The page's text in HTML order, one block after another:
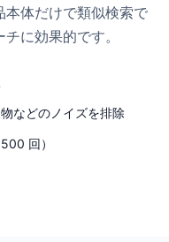
本体だけで類似検索で
に効果的です。
などのノイズを排除
回）